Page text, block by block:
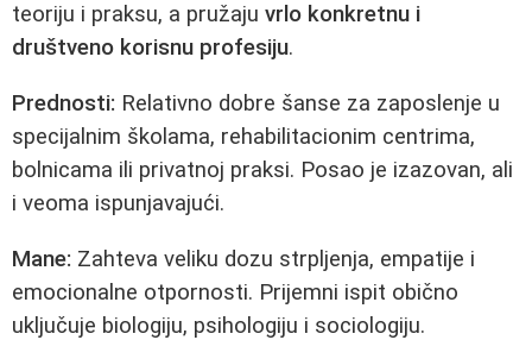
teoriju i praksu, a pružaju vrlo konkretnu i
društveno korisnu profesiju.
Prednosti: Relativno dobre šanse za zaposlenje u
specijalnim školama, rehabilitacionim centrima,
bolnicama ili privatnoj praksi. Posao je izazovan, ali
i veoma ispunjavajući.
Mane: Zahteva veliku dozu strpljenja, empatije i
emocionalne otpornosti. Prijemni ispit obično
uključuje biologiju, psihologiju i sociologiju.